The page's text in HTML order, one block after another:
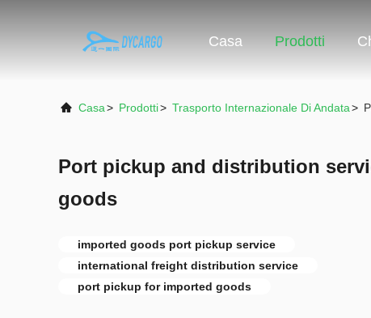
Casa Prodotti
Casa> Prodotti> Trasporto Internazionale Di Andata>
Port pickup and distribution
goods
imported goods port pickup service
international freight distribution service
port pickup for imported goods